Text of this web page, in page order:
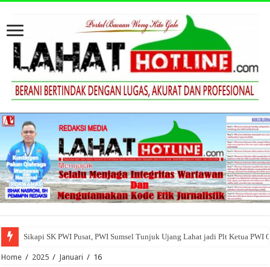
Sikapi SK PWI Pusat, PWI Sumsel Tunjuk Ujang Lahat jadi Plt Ketua PWI
Home / 2025 / Januari / 16